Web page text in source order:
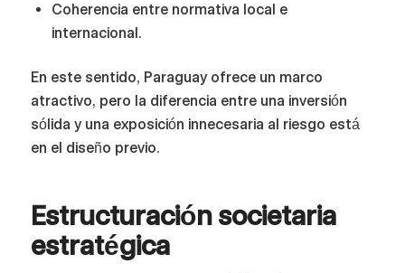
Coherencia entre normativa local e
internacional.
En este sentido, Paraguay ofrece un marco
atractivo, pero la diferencia entre una inversión
sólida y una exposición innecesaria al riesgo está
en el diseño previo.
Estructuración societaria
estratégica